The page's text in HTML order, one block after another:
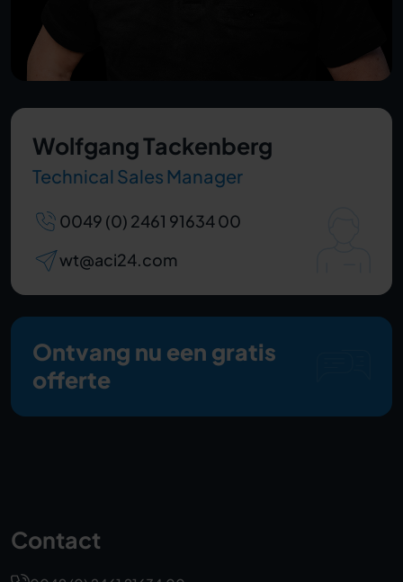
Wolfgang Tackenberg
Technical Sales Manager
0049 (0) 2461 91634 00
wt@aci24.com
Ontvang nu een gratis
offerte
Contact